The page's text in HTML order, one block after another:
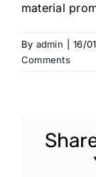
material
By admin 16/
Comments